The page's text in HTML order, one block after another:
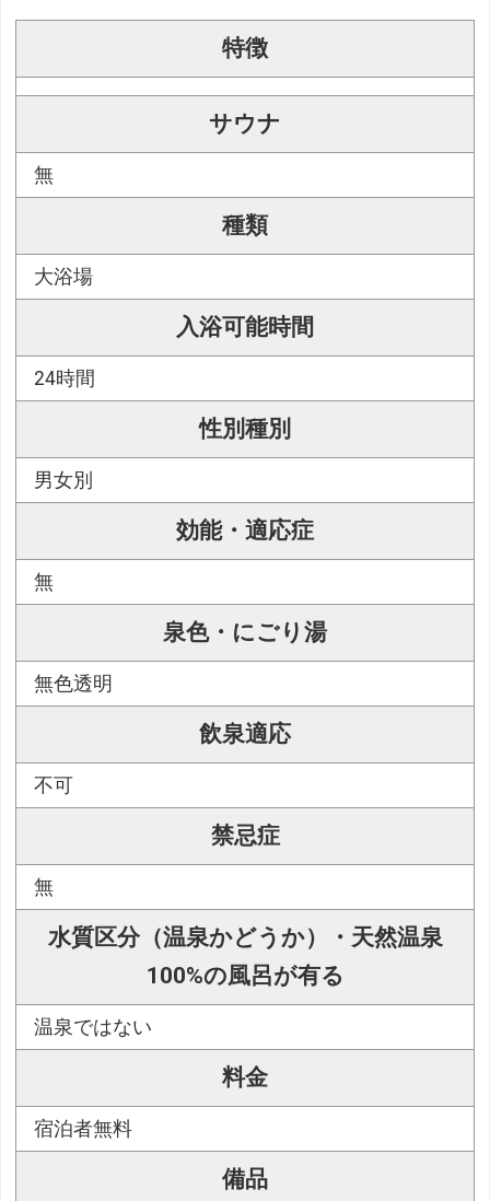
特徴
サウナ
無
種類
大浴場
入浴可能時間
24時間
性別種別
男女別
効能・適応症
無
泉色・にごり湯
無色透明
飲泉適応
不可
禁忌症
無
水質区分（温泉かどうか）・天然温泉
100%の風呂が有る
温泉ではない
料金
宿泊者無料
備品